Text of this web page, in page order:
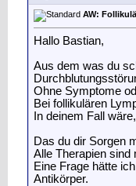
AW:
Hallo Bastian,
Aus dem was du
Ohne Symptome
Bei follikulären
In deinem Fall
Das du dir Sorgen
Alle Therapien sind
Eine Frage hätte
Antikörper.